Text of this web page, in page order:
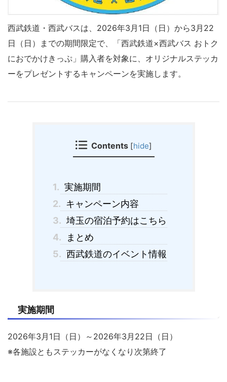
西武鉄道・西武バスは、2026年3月1日（日）から3月22
日（日）までの期間限定で、「西武鉄道×西武バス おトク
におでかけきっぷ」購入者を対象に、オリジナルステッカ
ーをプレゼントするキャンペーンを実施します。
Contents [hide]
1. 実施期間
2. キャンペーン内容
3. 埼玉の宿泊予約はこちら
4.
まとめ
5. 西武鉄道のイベント情報
実施期間
2026年3月1日（日）～2026年3月22日（日）
※各施設ともステッカーがなくなり次第終了